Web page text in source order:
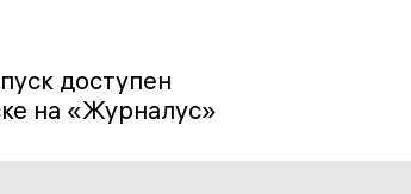
доступен
на «Журналус»